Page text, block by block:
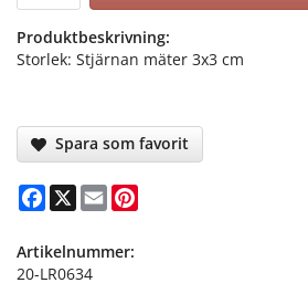
Produktbeskrivning:
Storlek: Stjärnan mäter 3x3 cm
Spara som favorit
Facebook
X Email
Artikelnummer:
20-LR0634